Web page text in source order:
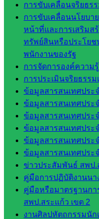
การขับเคลื่อนจริยธร
การขับเคลื่อนนโยบา
หน้าที่และการเสริมส
ทรัพย์สินหรือประโยช
พนักงานของรัฐ
การจัดการองค์ความรู้
การประเมินจริยธรร
ข้อมูลสารสนเทศประ
ข้อมูลสารสนเทศประ
ข้อมูลสารสนเทศประ
ข้อมูลสารสนเทศประ
ข้อมูลสารสนเทศประ
ข้อมูลสารสนเทศประ
ข่าวประสัมพันธ์ สพป.
คู่มือการปฏิบัติงานนา
คู่มือหรือมาตรฐานก
สพป.สระแก้ว เขต 2
งานศิลปหัตถกรรมนัก
ติดตาม
และประ
เมินผลฯ
เว็บไซต์
หลักสูตร
ต้าน
ทุจริต
ห้อง
นิเทศ
ศน.นิพนธ์
พรมพิไล
ห้อง
นิเทศ
ศน.ชยา
ธิศ/
ศน.อัญชลี
ห้อง